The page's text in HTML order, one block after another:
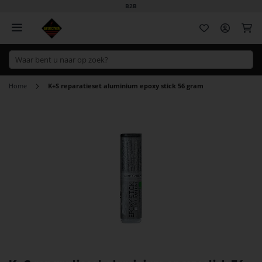
B2B
Home K+S reparatieset aluminium epoxy stick 56 gram